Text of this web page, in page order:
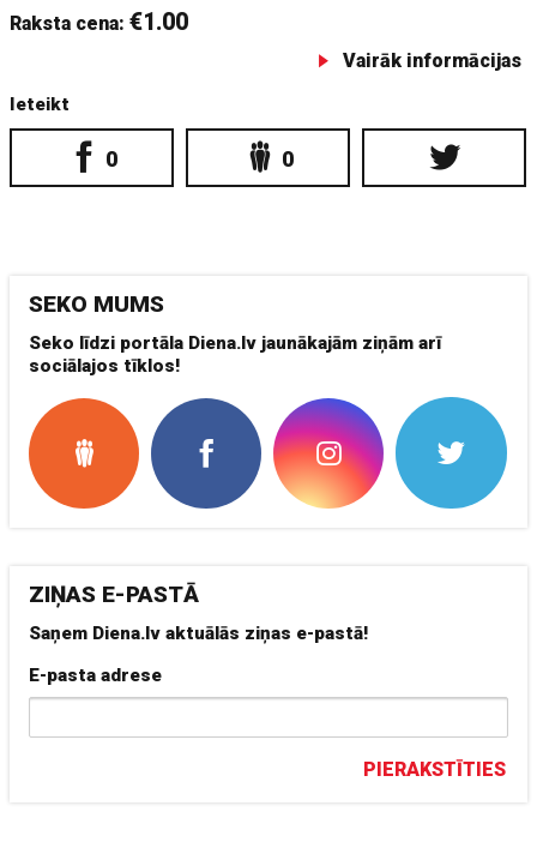
Raksta cena:€1.00
Vairāk informācijas
Ieteikt
0 0
SEKO MUMS
Seko līdzi portāla Diena.lv jaunākajām ziņām arī
sociālajos tīklos!
ZIŅAS E-PASTĀ
Saņem Diena.lv aktuālās ziņas e-pastā!
E-pasta adrese
PIERAKSTĪTIES